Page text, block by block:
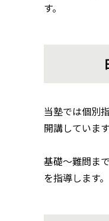
す。
当塾では個別
開講しています
基礎～難問ま
を指導します。